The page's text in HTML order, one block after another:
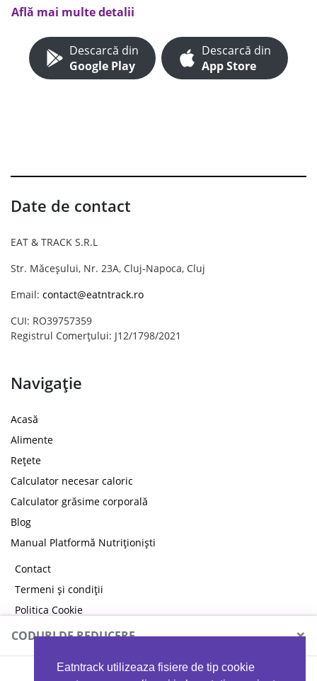
Eatntrack utilizeaza fisiere de tip cookie
Află mai multe detalii
Descarcă din
Google Play
Descarcă din
App Store
Date de contact
EAT & TRACK S.R.L
Str. Măceșului, Nr. 23A, Cluj-Napoca, Cluj
Email: contact@eatntrack.ro
CUI: RO39757359
Registrul Comerțului: J12/1798/2021
Navigație
Acasă
Alimente
Rețete
Calculator necesar caloric
Calculator grăsime corporală
Blog
Manual Platformă Nutriționiști
Contact
Termeni și condiții
Politica Cookie
Politica de confidențialitate
CODURI DE REDUCERE ×